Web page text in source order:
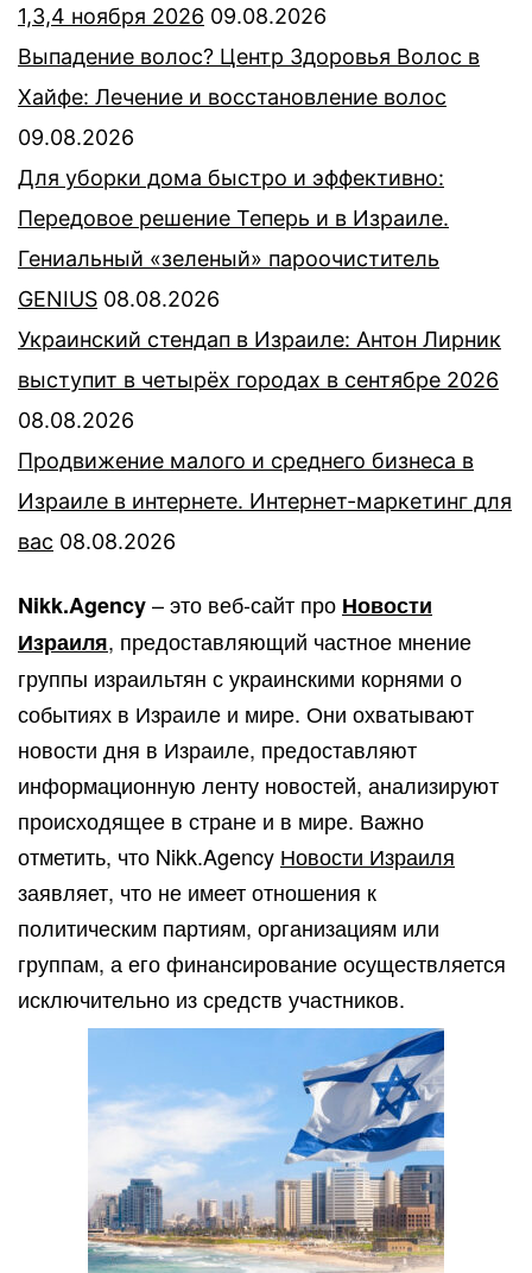
1,3,4 ноября 2026 09.08.2026
Выпадение волос? Центр Здоровья Волос в
Хайфе: Лечение и восстановление волос
09.08.2026
Для уборки дома быстро и эффективно:
Передовое решение Теперь и в Израиле.
Гениальный «зеленый» пароочиститель
GENIUS 08.08.2026
Украинский стендап в Израиле: Антон Лирник
выступит в четырёх городах в сентябре 2026
08.08.2026
Продвижение малого и среднего бизнеса в
Израиле в интернете. Интернет-маркетинг для
вас 08.08.2026
Nikk.Agency– это веб-сайт про Новости
Израиля, предоставляющий частное мнение
группы израильтян с украинскими корнями о
событиях в Израиле и мире. Они охватывают
новости дня в Израиле, предоставляют
информационную ленту новостей, анализируют
происходящее в стране и в мире. Важно
отметить, что Nikk.Agency Новости Израиля
заявляет, что не имеет отношения к
политическим партиям, организациям или
группам, а его финансирование осуществляется
исключительно из средств участников.